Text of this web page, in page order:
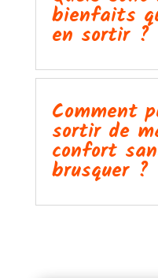
bienfaits
en sortir ?
Comment
sortir de
confort
brusquer ?